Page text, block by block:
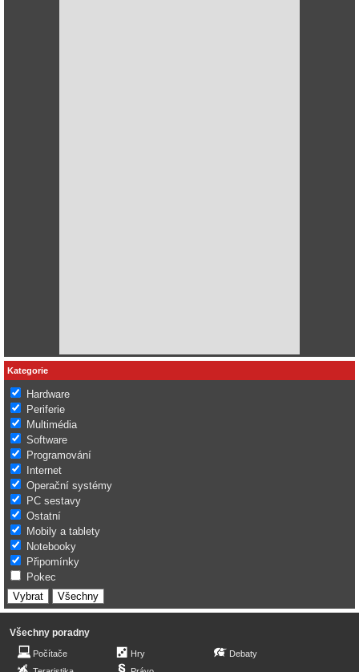
Kategorie
Hardware
Periferie
Multimédia
Software
Programování
Internet
Operační systémy
PC sestavy
Ostatní
Mobily a tablety
Notebooky
Připomínky
Pokec
Všechny poradny
Počítače
Hry
Debaty